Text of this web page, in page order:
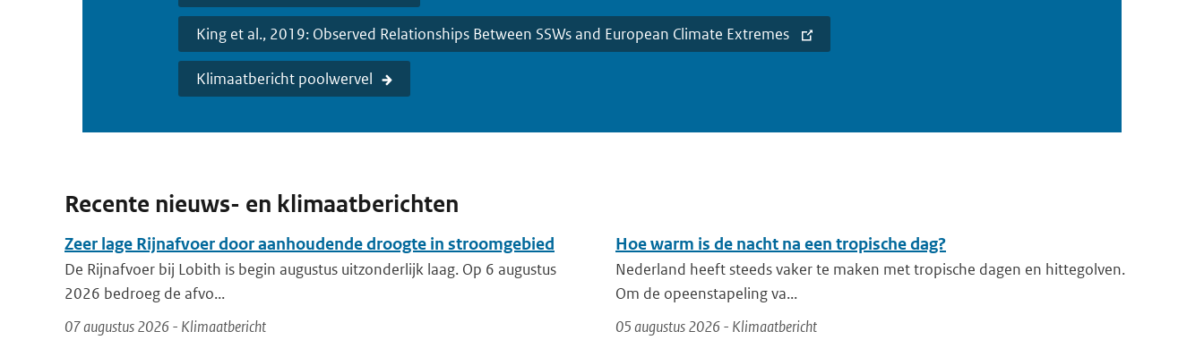
King et al., 2019: Observed Relationships Between SSWs and European Climate Extremes
Klimaatbericht poolwervel
Recente nieuws- en klimaatberichten
Zeer lage Rijnafvoer door aanhoudende droogte in stroomgebied
De Rijnafvoer bij Lobith is begin augustus uitzonderlijk laag. Op 6 augustus
2026 bedroeg de afvo...
07 augustus 2026 - Klimaatbericht
Hoe warm is de nacht na een tropische dag?
Nederland heeft steeds vaker te maken met tropische dagen en hittegolven.
Om de opeenstapeling va...
05 augustus 2026 - Klimaatbericht